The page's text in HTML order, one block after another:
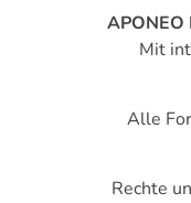
Mit
Alle
Rechte